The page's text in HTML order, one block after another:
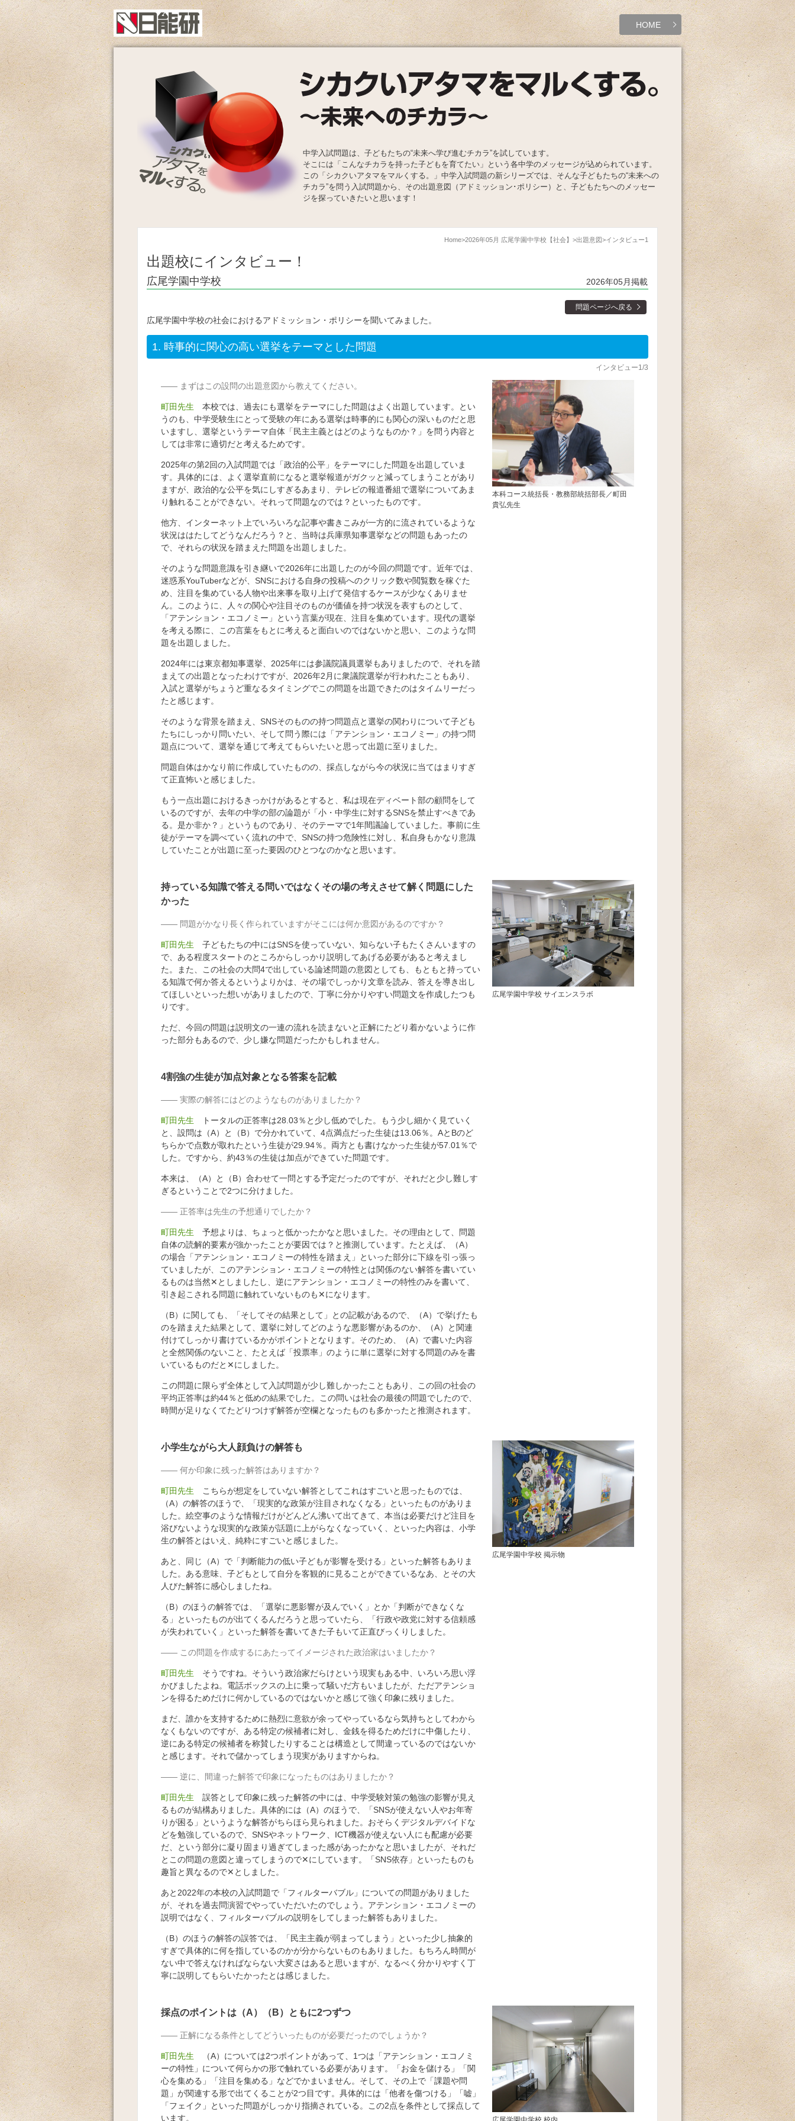
HOME
中学入試問題は、子どもたちの“未来へ学び進むチカラ”を試しています。
そこには「こんなチカラを持った子どもを育てたい」という各中学のメッセージが込められています。
この「シカクいアタマをマルくする。」中学入試問題の新シリーズでは、そんな子どもたちの“未来への
チカラ”を問う入試問題から、その出題意図（アドミッション･ポリシー）と、子どもたちへのメッセー
ジを探っていきたいと思います！
Home 2026年05月 広尾学園中学校【社会】 出題意図 インタビュー1
出題校にインタビュー！
広尾学園中学校 2026年05月掲載
問題ページへ戻る
広尾学園中学校の社会におけるアドミッション・ポリシーを聞いてみました。
1. 時事的に関心の高い選挙をテーマとした問題
インタビュー1/3
まずはこの設問の出題意図から教えてください。
町田先生 本校では、過去にも選挙をテーマにした問題はよく出題しています。とい
うのも、中学受験生にとって受験の年にある選挙は時事的にも関心の深いものだと思
いますし、選挙というテーマ自体「民主主義とはどのようなものか？」を問う内容と
しては非常に適切だと考えるためです。
2025年の第2回の入試問題では「政治的公平」をテーマにした問題を出題していま
す。具体的には、よく選挙直前になると選挙報道がガクッと減ってしまうことがあり
ますが、政治的な公平を気にしすぎるあまり、テレビの報道番組で選挙についてあま
り触れることができない。それって問題なのでは？といったものです。
他方、インターネット上でいろいろな記事や書きこみが一方的に流されているような
状況ははたしてどうなんだろう？と、当時は兵庫県知事選挙などの問題もあったの
で、それらの状況を踏まえた問題を出題しました。
そのような問題意識を引き継いで2026年に出題したのが今回の問題です。近年では、
迷惑系YouTuberなどが、SNSにおける自身の投稿へのクリック数や閲覧数を稼ぐた
め、注目を集めている人物や出来事を取り上げて発信するケースが少なくありませ
ん。このように、人々の関心や注目そのものが価値を持つ状況を表すものとして、
「アテンション・エコノミー」という言葉が現在、注目を集めています。現代の選挙
を考える際に、この言葉をもとに考えると面白いのではないかと思い、このような問
題を出題しました。
2024年には東京都知事選挙、2025年には参議院議員選挙もありましたので、それを踏
まえての出題となったわけですが、2026年2月に衆議院選挙が行われたこともあり、
入試と選挙がちょうど重なるタイミングでこの問題を出題できたのはタイムリーだっ
たと感じます。
そのような背景を踏まえ、SNSそのものの持つ問題点と選挙の関わりについて子ども
たちにしっかり問いたい、そして問う際には「アテンション・エコノミー」の持つ問
題点について、選挙を通じて考えてもらいたいと思って出題に至りました。
問題自体はかなり前に作成していたものの、採点しながら今の状況に当てはまりすぎ
て正直怖いと感じました。
もう一点出題におけるきっかけがあるとすると、私は現在ディベート部の顧問をして
いるのですが、去年の中学の部の論題が「小・中学生に対するSNSを禁止すべきであ
る。是か非か？」というものであり、そのテーマで1年間議論していました。事前に生
徒がテーマを調べていく流れの中で、SNSの持つ危険性に対し、私自身もかなり意識
していたことが出題に至った要因のひとつなのかなと思います。
本科コース統括長・教務部統括部長／町田
貴弘先生
持っている知識で答える問いではなくその場の考えさせて解く問題にした
かった
問題がかなり長く作られていますがそこには何か意図があるのですか？
町田先生 子どもたちの中にはSNSを使っていない、知らない子もたくさんいますの
で、ある程度スタートのところからしっかり説明してあげる必要があると考えまし
た。また、この社会の大問4で出している論述問題の意図としても、もともと持ってい
る知識で何か答えるというよりかは、その場でしっかり文章を読み、答えを導き出し
てほしいといった想いがありましたので、丁寧に分かりやすい問題文を作成したつも
りです。
ただ、今回の問題は説明文の一連の流れを読まないと正解にたどり着かないように作
った部分もあるので、少し嫌な問題だったかもしれません。
広尾学園中学校 サイエンスラボ
4割強の生徒が加点対象となる答案を記載
実際の解答にはどのようなものがありましたか？
町田先生
トータルの正答率は28.03％と少し低めでした。もう少し細かく見ていく
と、設問は（A）と（B）で分かれていて、4点満点だった生徒は13.06％。AとBのど
ちらかで点数が取れたという生徒が29.94％。両方とも書けなかった生徒が57.01％で
した。ですから、約43％の生徒は加点ができていた問題です。
本来は、（A）と（B）合わせて一問とする予定だったのですが、それだと少し難しす
ぎるということで2つに分けました。
正答率は先生の予想通りでしたか？
町田先生 予想よりは、ちょっと低かったかなと思いました。その理由として、問題
自体の読解的要素が強かったことが要因では？と推測しています。たとえば、（A）
の場合「アテンション・エコノミーの特性を踏まえ」といった部分に下線を引っ張っ
ていましたが、このアテンション・エコノミーの特性とは関係のない解答を書いてい
るものは当然✕としましたし、逆にアテンション・エコノミーの特性のみを書いて、
引き起こされる問題に触れていないものも✕になります。
（B）に関しても、「そしてその結果として」との記載があるので、（A）で挙げたも
のを踏まえた結果として、選挙に対してどのような悪影響があるのか、（A）と関連
付けてしっかり書けているかがポイントとなります。そのため、（A）で書いた内容
と全然関係のないこと、たとえば「投票率」のように単に選挙に対する問題のみを書
いているものだと✕にしました。
この問題に限らず全体として入試問題が少し難しかったこともあり、この回の社会の
平均正答率は約44％と低めの結果でした。この問いは社会の最後の問題でしたので、
時間が足りなくてたどりつけず解答が空欄となったものも多かったと推測されます。
小学生ながら大人顔負けの解答も
何か印象に残った解答はありますか？
町田先生
こちらが想定をしていない解答としてこれはすごいと思ったものでは、
（A）の解答のほうで、「現実的な政策が注目されなくなる」といったものがありま
した。絵空事のような情報だけがどんどん沸いて出てきて、本当は必要だけど注目を
浴びないような現実的な政策が話題に上がらなくなっていく、といった内容は、小学
生の解答とはいえ、純粋にすごいと感じました。
あと、同じ（A）で「判断能力の低い子どもが影響を受ける」といった解答もありま
した。ある意味、子どもとして自分を客観的に見ることができているなあ、とその大
人びた解答に感心しましたね。
（B）のほうの解答では、「選挙に悪影響が及んでいく」とか「判断ができなくな
る」といったものが出てくるんだろうと思っていたら、「行政や政党に対する信頼感
が失われていく」といった解答を書いてきた子もいて正直びっくりしました。
この問題を作成するにあたってイメージされた政治家はいましたか？
町田先生 そうですね。そういう政治家だらけという現実もある中、いろいろ思い浮
かびましたよね。電話ボックスの上に乗って騒いだ方もいましたが、ただアテンショ
ンを得るためだけに何かしているのではないかと感じて強く印象に残りました。
まだ、誰かを支持するために熱烈に意欲が余ってやっているなら気持ちとしてわから
なくもないのですが、ある特定の候補者に対し、金銭を得るためだけに中傷したり、
逆にある特定の候補者を称賛したりすることは構造として間違っているのではないか
と感じます。それで儲かってしまう現実がありますからね。
逆に、間違った解答で印象になったものはありましたか？
町田先生 誤答として印象に残った解答の中には、中学受験対策の勉強の影響が見え
るものが結構ありました。具体的には（A）のほうで、「SNSが使えない人やお年寄
りが困る」というような解答がちらほら見られました。おそらくデジタルデバイドな
どを勉強しているので、SNSやネットワーク、ICT機器が使えない人にも配慮が必要
だ、という部分に凝り固まり過ぎてしまった感があったかなと思いましたが、それだ
とこの問題の意図と違ってしまうので✕にしています。「SNS依存」といったものも
趣旨と異なるので✕としました。
あと2022年の本校の入試問題で「フィルターバブル」についての問題がありました
が、それを過去問演習でやっていただいたのでしょう。アテンション・エコノミーの
説明ではなく、フィルターバブルの説明をしてしまった解答もありました。
（B）のほうの解答の誤答では、「民主主義が弱まってしまう」といった少し抽象的
すぎで具体的に何を指しているのかが分からないものもありました。もちろん時間が
ない中で答えなければならない大変さはあると思いますが、なるべく分かりやすく丁
寧に説明してもらいたかったとは感じました。
広尾学園中学校 掲示物
採点のポイントは（A）（B）ともに2つずつ
正解になる条件としてどういったものが必要だったのでしょうか？
町田先生
（A）については2つポイントがあって、1つは「アテンション・エコノミ
ーの特性」について何らかの形で触れている必要があります。「お金を儲ける」「関
心を集める」「注目を集める」などでかまいません。そして、その上で「課題や問
題」が関連する形で出てくることが2つ目です。具体的には「他者を傷つける」「嘘」
「フェイク」といった問題がしっかり指摘されている。この2点を条件として採点して
います。